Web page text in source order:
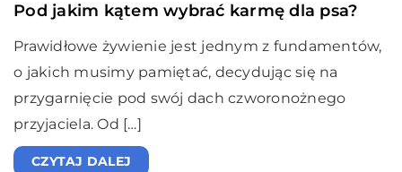
Pod jakim kątem wybrać karmę dla psa?
Prawidłowe żywienie jest jednym z fundamentów,
o jakich musimy pamiętać, decydując się na
przygarnięcie pod swój dach czworonożnego
przyjaciela. Od […]
CZYTAJ DALEJ